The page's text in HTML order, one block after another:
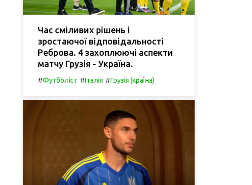
Час сміливих рішень і
зростаючої відповідальності
Реброва. 4 захоплюючі аспекти
матчу Грузія - Україна.
#Футболіст #Італія #Грузія (країна)